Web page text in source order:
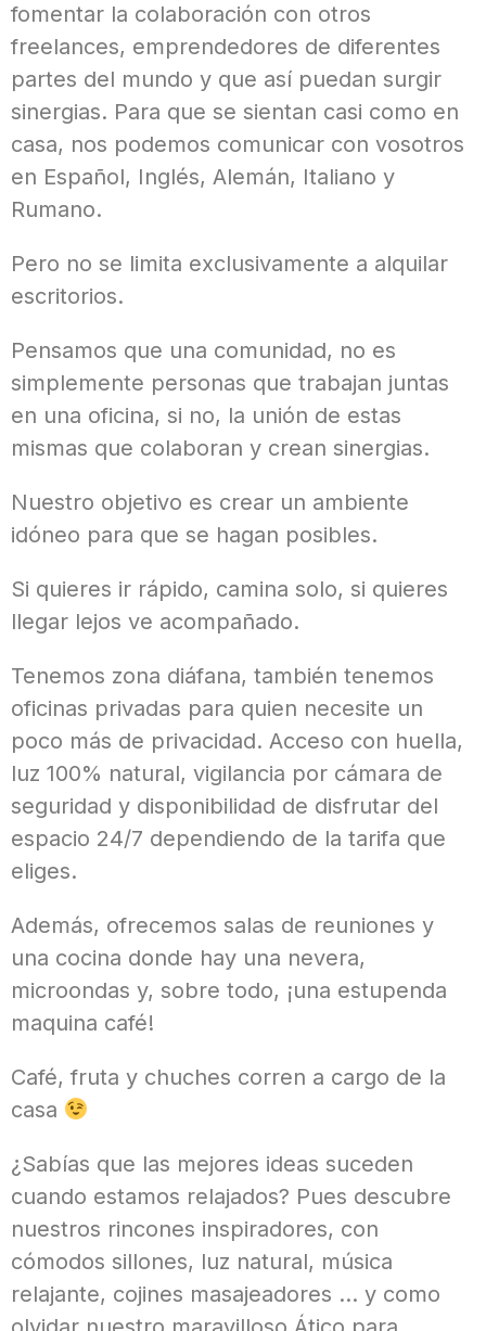
fomentar la colaboración con otros
freelances, emprendedores de diferentes
partes del mundo y que así puedan surgir
sinergias. Para que se sientan casi como en
casa, nos podemos comunicar con vosotros
en Español, Inglés, Alemán, Italiano y
Rumano.
Pero no se limita exclusivamente a alquilar
escritorios.
Pensamos que una comunidad, no es
simplemente personas que trabajan juntas
en una oficina, si no, la unión de estas
mismas que colaboran y crean sinergias.
Nuestro objetivo es crear un ambiente
idóneo para que se hagan posibles.
Si quieres ir rápido, camina solo, si quieres
llegar lejos ve acompañado.
Tenemos zona diáfana, también tenemos
oficinas privadas para quien necesite un
poco más de privacidad. Acceso con huella,
luz 100% natural, vigilancia por cámara de
seguridad y disponibilidad de disfrutar del
espacio 24/7 dependiendo de la tarifa que
eliges.
Además, ofrecemos salas de reuniones y
una cocina donde hay una nevera,
microondas y, sobre todo, ¡una estupenda
maquina café!
Café, fruta y chuches corren a cargo de la
casa
¿Sabías que las mejores ideas suceden
cuando estamos relajados? Pues descubre
nuestros rincones inspiradores, con
cómodos sillones, luz natural, música
relajante, cojines masajeadores … y como